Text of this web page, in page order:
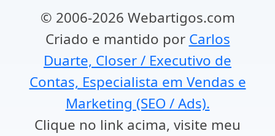
© 2006-2026 Webartigos.com
Criado e mantido por Carlos
Duarte, Closer / Executivo de
Contas, Especialista em Vendas e
Marketing (SEO / Ads).
Clique no link acima, visite meu